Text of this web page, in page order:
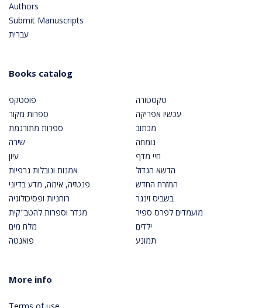
Authors
Submit Manuscripts
עברית
Books catalog
פוסטקפ
ספרות מקור
ספרות מתורגמת
שירה
עיון
אמנות ונובלות גרפיות
פנטזיה, אימה, מדע בדיוני
רוחניות ופסיכולוגיה
מגדר וספרות להטב"קית
מלח מים
פואנטה
טקסטורה
עכשיו אפריקה
מכתוב
גומחה
חיי מדף
הדשא הגדול
המזרח החדש
בשביס זינגר
מועמדים לפרס ספיר
ילדים
תמונע
More info